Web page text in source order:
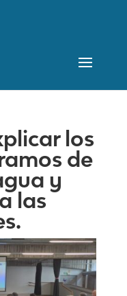
los
de
y
las